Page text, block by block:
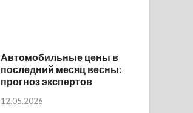
Автомобильные цены в
последний месяц весны:
прогноз экспертов
12.05.2026